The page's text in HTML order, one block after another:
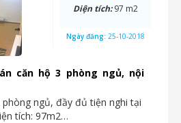
căn hộ 3 phòng ngủ, nội
phòng ngủ, đầy đủ tiện nghi tại
tích: 97m2…
Diện tích:97 m2
Ngày đăng: 25-10-2018